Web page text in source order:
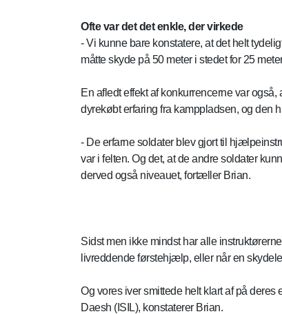
Ofte var det det enkle, der virkede
- Vi kunne bare konstatere, at det helt
måtte skyde på 50 meter i stedet for 25
En afledt effekt af konkurrencerne var
dyrekøbt erfaring fra kamppladsen, og den
- De erfarne soldater blev gjort til
var i felten. Og det, at de andre soldater
derved også niveauet, fortæller Brian.
Sidst men ikke mindst har alle
livreddende førstehjælp, eller når en
Og vores iver smittede helt klart af på
Daesh (ISIL), konstaterer Brian.